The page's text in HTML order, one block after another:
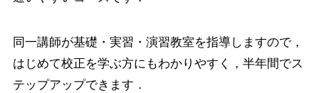
同一講師が基礎・実習・演習教室を指導しますので，
はじめて校正を学ぶ方にもわかりやすく，半年間でス
テップアップできます．